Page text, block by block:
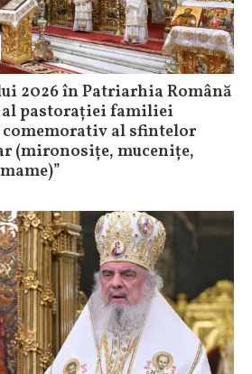
2026 în Patriarhia Română
al pastorației familiei
comemorativ al sfintelor
(mironosițe, mucenițe,